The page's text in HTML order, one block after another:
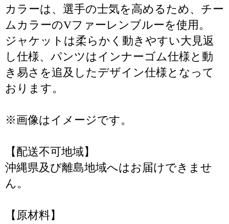
カラーは、選手の士気を高めるため、チー
ムカラーのVファーレンブルーを使用。
ジャケットは柔らかく動きやすい大見返
し仕様、パンツはインナーゴム仕様と動
き易さを追及したデザイン仕様となって
おります。
※画像はイメージです。
【配送不可地域】
沖縄県及び離島地域へはお届けできませ
ん。
【原材料】